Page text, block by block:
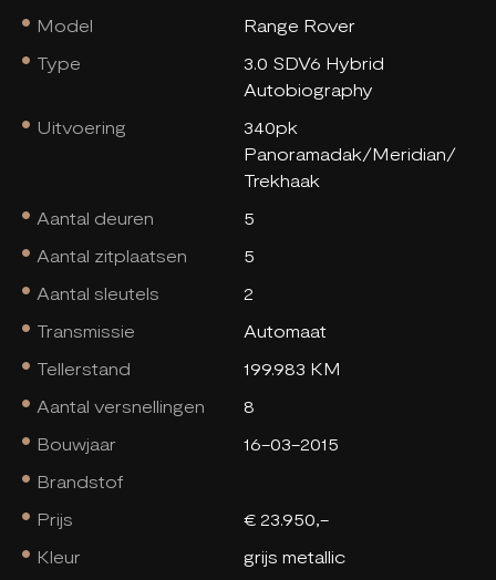
Model
Range Rover
Type
3.0 SDV6 Hybrid
Autobiography
Uitvoering
340pk
Panoramadak/Meridian/
Trekhaak
Aantal deuren
5
Aantal zitplaatsen
5
Aantal sleutels
2
Transmissie
Automaat
Tellerstand
199.983 KM
Aantal versnellingen
8
Bouwjaar
16-03-2015
Brandstof
Prijs
€ 23.950,-
Kleur
grijs metallic